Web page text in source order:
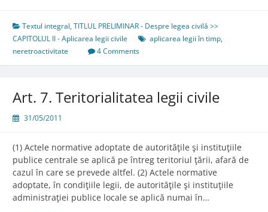
în
timp
a
legii
Textul integral,TITLUL PRELIMINAR - Despre legea civilă >>
CAPITOLUL II - Aplicarea legii civile
aplicarea legii în timp,
neretroactivitate
4 Comments
Art. 7. Teritorialitatea legii civile
31/05/2011
(1) Actele normative adoptate de autorităţile şi instituţiile
publice centrale se aplică pe întreg teritoriul ţării, afară de
cazul în care se prevede altfel. (2) Actele normative
adoptate, în condiţiile legii, de autorităţile şi instituţiile
administraţiei publice locale se aplică numai în…